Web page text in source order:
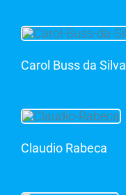
Carol Buss da Silva
Claudio Rabeca